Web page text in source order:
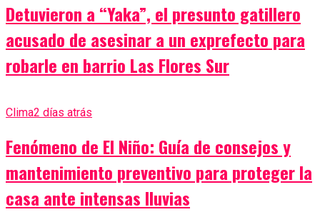
Detuvieron a “Yaka”, el presunto gatillero
acusado de asesinar a un exprefecto para
robarle en barrio Las Flores Sur
Clima2 días atrás
Fenómeno de El Niño: Guía de consejos y
mantenimiento preventivo para proteger la
casa ante intensas lluvias